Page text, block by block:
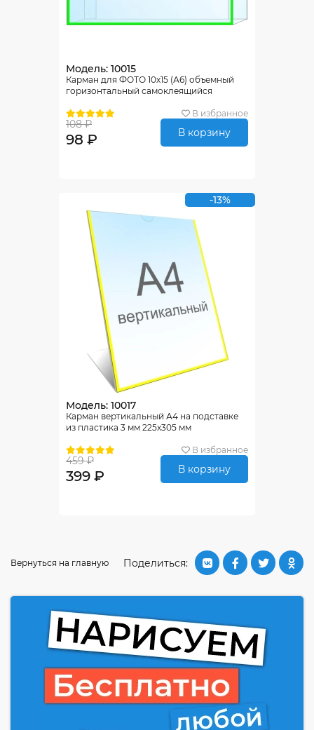
Модель: 10015
Карман для ФОТО 10х15 (А6) объемный
горизонтальный самоклеящийся
В избранное
108 ₽
98 ₽ В корзину
-13%
Модель: 10017
Карман вертикальный А4 на подставке
из пластика 3 мм 225х305 мм
В избранное
459 ₽
399 ₽ В корзину
Поделиться:
Вернуться на главную